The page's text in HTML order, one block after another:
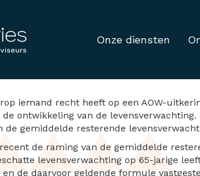
Onze diensten
leeftijd in 2028
iemand recht heeft op een AOW-
ontwikkeling van de
de gemiddelde resterende
de raming van de gemiddelde
levensverwachting op 65-jarige
en de daarvoor geldende formule